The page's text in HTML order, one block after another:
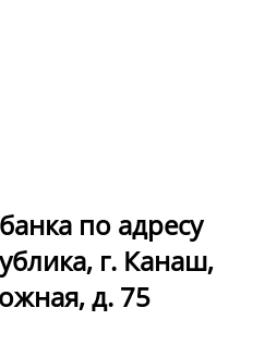
по адресу
г. Канаш,
д. 75